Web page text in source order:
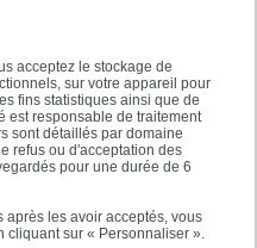
acceptez le stockage de
sur votre appareil pour
fins statistiques ainsi que de
est responsable de traitement
sont détaillés par domaine
refus ou d'acceptation des
pour une durée de 6
après les avoir acceptés, vous
cliquant sur « Personnaliser ».